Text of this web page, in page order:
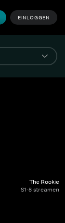
EINLOGGEN
The Rookie
S1-8 streamen